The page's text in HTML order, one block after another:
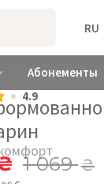
RU
Абонементы
4.9
1 069₴